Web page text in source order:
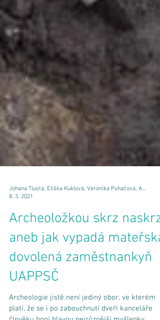
Johana Tlustá, Eliška Kuklová, Veronika Puhačová, Anežka Šimečková
8. 3. 2021
Archeoložkou skrz naskrz
aneb jak vypadá mateřská
dovolená zaměstnankyň
UAPPSČ